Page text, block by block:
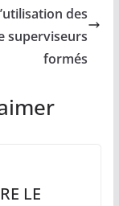
des
superviseurs
formés
LE